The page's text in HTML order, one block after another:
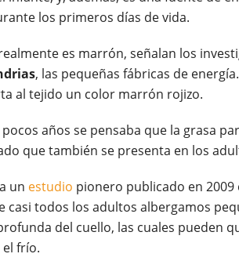
los primeros días de vida.
es marrón, señalan los
, las pequeñas fábricas de
al tejido un color marrón rojizo.
pocos años se pensaba que la grasa
que también se presenta en los
un estudio pionero publicado en 2009
casi todos los adultos albergamos
del cuello, las cuales pueden
frío.